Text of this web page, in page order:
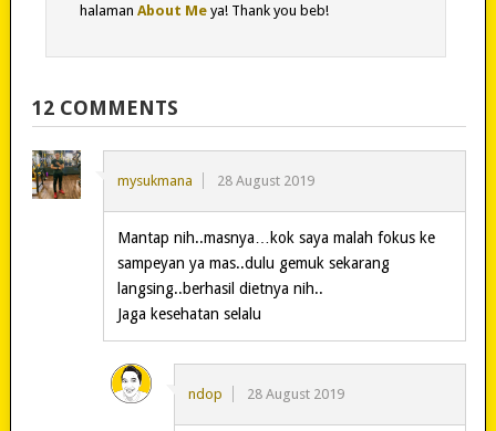
halaman About Meya! Thank you beb!
12 COMMENTS
mysukmana 28 August 2019
Mantap nih..masnya…kok saya malah fokus ke
sampeyan ya mas..dulu gemuk sekarang
langsing..berhasil dietnya nih..
Jaga kesehatan selalu
ndop 28 August 2019